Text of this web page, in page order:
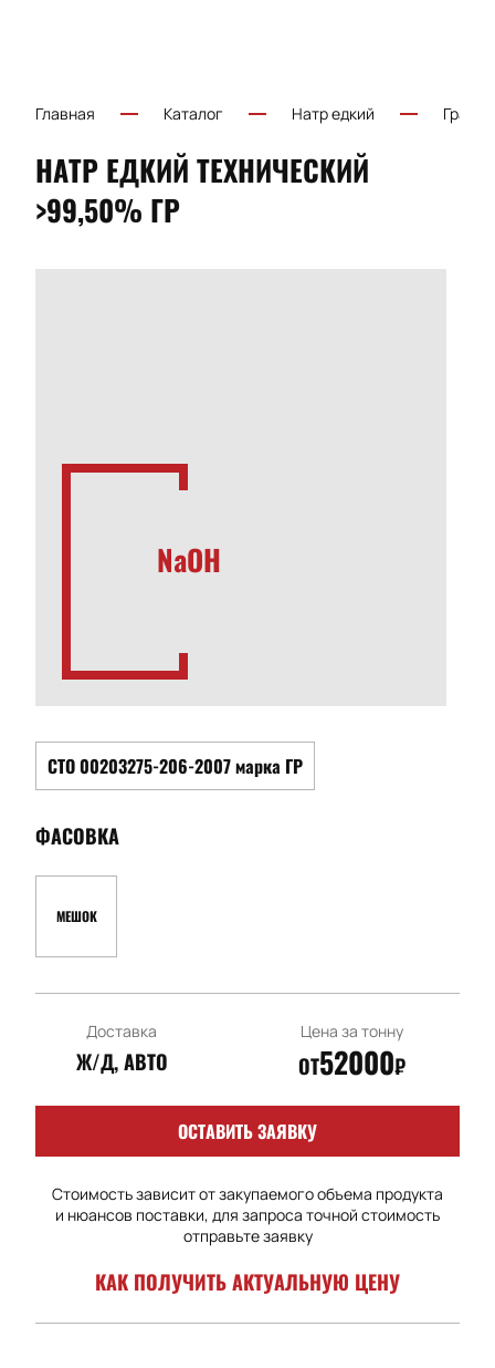
Главная Каталог Натр едкий
НАТР ЕДКИЙ ТЕХНИЧЕСКИЙ
>99,50% ГР
NaOH
СТО 00203275-206-2007 марка ГР
ФАСОВКА
МЕШОК
Доставка
Ж/Д, АВТО
Цена за тонну
ОТ52000₽
ОСТАВИТЬ ЗАЯВКУ
Стоимость зависит от закупаемого объема продукта
и нюансов поставки, для запроса точной стоимость
отправьте заявку
КАК ПОЛУЧИТЬ АКТУАЛЬНУЮ ЦЕНУ